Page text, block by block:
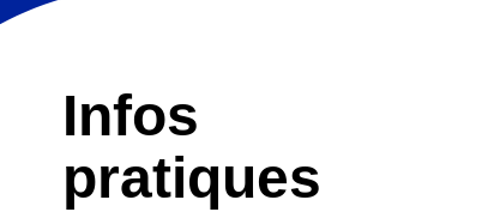
Infos
pratiques